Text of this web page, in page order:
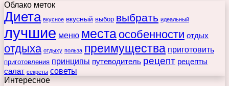
Облако меток
Диета вкусное вкусный выбор выбрать идеальный
лучшие меню места особенности отдых
отдыха отдыху польза преимущества приготовить
приготовления принципы путеводитель рецепт рецепты
салат секреты советы
Интересное